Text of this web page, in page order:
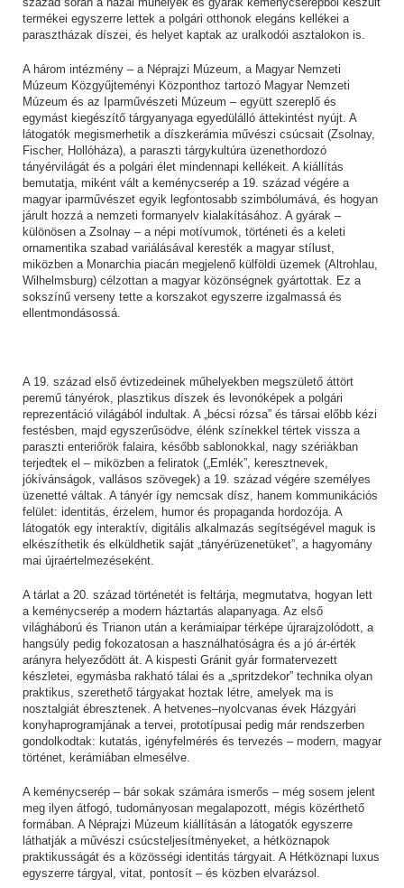
termékei egyszerre lettek a polgári otthonok elegáns kellékei a
parasztházak díszei, és helyet kaptak az uralkodói asztalokon is.
A három intézmény – a Néprajzi Múzeum, a Magyar Nemzeti
Múzeum Közgyűjteményi Központhoz tartozó Magyar Nemzeti
Múzeum és az Iparművészeti Múzeum – együtt szereplő és
egymást kiegészítő tárgyanyaga egyedülálló áttekintést nyújt. A
látogatók megismerhetik a díszkerámia művészi csúcsait (Zsolnay,
Fischer, Hollóháza), a paraszti tárgykultúra üzenethordozó
tányérvilágát és a polgári élet mindennapi kellékeit. A kiállítás
bemutatja, miként vált a keménycserép a 19. század végére a
magyar iparművészet egyik legfontosabb szimbólumává, és hogyan
járult hozzá a nemzeti formanyelv kialakításához. A gyárak –
különösen a Zsolnay – a népi motívumok, történeti és a keleti
ornamentika szabad variálásával keresték a magyar stílust,
miközben a Monarchia piacán megjelenő külföldi üzemek (Altrohlau,
Wilhelmsburg) célzottan a magyar közönségnek gyártottak. Ez a
sokszínű verseny tette a korszakot egyszerre izgalmassá és
ellentmondásossá.
A 19. század első évtizedeinek műhelyekben megszülető áttört
peremű tányérok, plasztikus díszek és levonóképek a polgári
reprezentáció világából indultak. A „bécsi rózsa” és társai előbb kézi
festésben, majd egyszerűsödve, élénk színekkel tértek vissza a
paraszti enteriőrök falaira, később sablonokkal, nagy szériákban
terjedtek el – miközben a feliratok („Emlék”, keresztnevek,
jókívánságok, vallásos szövegek) a 19. század végére személyes
üzenetté váltak. A tányér így nemcsak dísz, hanem kommunikációs
felület: identitás, érzelem, humor és propaganda hordozója. A
látogatók egy interaktív, digitális alkalmazás segítségével maguk is
elkészíthetik és elküldhetik saját „tányérüzenetüket”, a hagyomány
mai újraértelmezéseként.
A tárlat a 20. század történetét is feltárja, megmutatva, hogyan lett
a keménycserép a modern háztartás alapanyaga. Az első
világháború és Trianon után a kerámiaipar térképe újrarajzolódott, a
hangsúly pedig fokozatosan a használhatóságra és a jó ár-érték
arányra helyeződött át. A kispesti Gránit gyár formatervezett
készletei, egymásba rakható tálai és a „spritzdekor” technika olyan
praktikus, szerethető tárgyakat hoztak létre, amelyek ma is
nosztalgiát ébresztenek. A hetvenes–nyolcvanas évek Házgyári
konyhaprogramjának a tervei, prototípusai pedig már rendszerben
gondolkodtak: kutatás, igényfelmérés és tervezés – modern, magyar
történet, kerámiában elmesélve.
A keménycserép – bár sokak számára ismerős – még sosem jelent
meg ilyen átfogó, tudományosan megalapozott, mégis közérthető
formában. A Néprajzi Múzeum kiállításán a látogatók egyszerre
láthatják a művészi csúcsteljesítményeket, a hétköznapok
praktikusságát és a közösségi identitás tárgyait. A Hétköznapi luxus
egyszerre tárgyal, vitat, pontosít – és közben elvarázsol.